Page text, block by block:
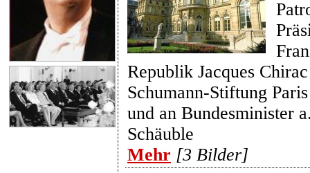
Republik Jacques
Schumann-Stiftung Paris
und an Bundesminister
Schäuble
Mehr [3 Bilder]